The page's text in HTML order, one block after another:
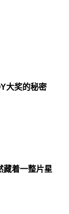
大奖的秘密
藏着一整片星